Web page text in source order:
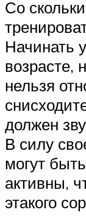
Со
Начинать
возрасте,
нельзя
должен
В силу
могут
активны,
этакого